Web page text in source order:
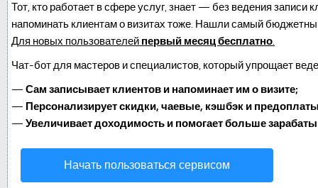
Тот, кто работает в сфере услуг, знает — без ведения записи
напоминать клиентам о визитах тоже. Нашли самый
Для новых пользователей первый месяц бесплатно.
Чат-бот для мастеров и специалистов, который упрощает
— Сам записывает клиентов и напоминает им о визите;
— Персонализирует скидки, чаевые, кэшбэк и
— Увеличивает доходимость и помогает больше
Начать пользоваться сервисом